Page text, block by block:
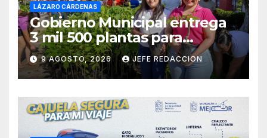
LÁZARO CÁRDENAS
Gobierno Municipal entrega
3 mil 500 plantas para
sumarse a la Jornada
Nacional de Reforestación
9 AGOSTO, 2026 JEFE REDACCION